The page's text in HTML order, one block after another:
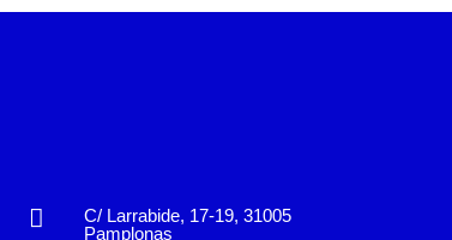
C/ Larrabide, 17-19, 31005
Pamplonas